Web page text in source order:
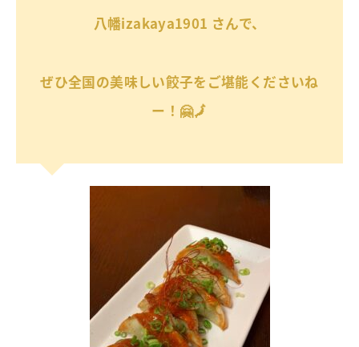
八幡izakaya1901 さんで、
ぜひ全国の美味しい餃子をご堪能くださいね
ー！🤗🗾